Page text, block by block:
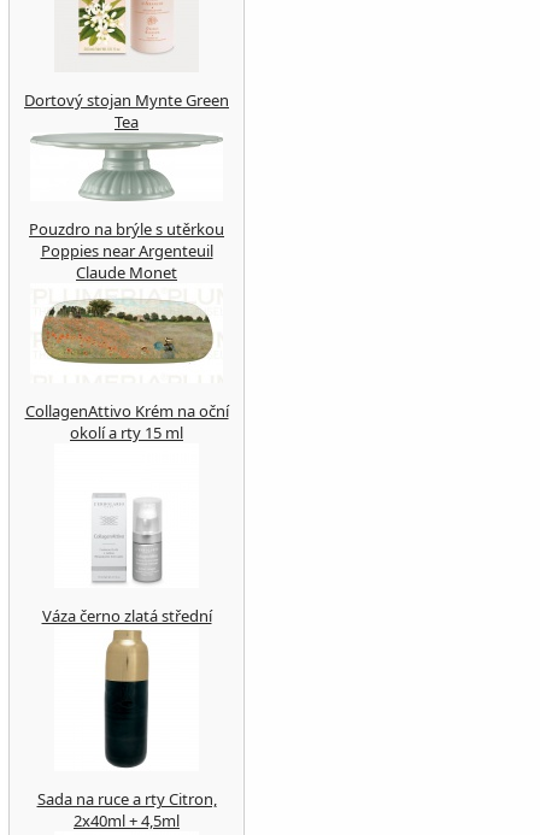
Dortový stojan Mynte Green
Tea
Pouzdro na brýle s utěrkou
Poppies near Argenteuil
Claude Monet
CollagenAttivo Krém na oční
okolí a rty 15 ml
Váza černo zlatá střední
Sada na ruce a rty Citron,
2x40ml + 4,5ml